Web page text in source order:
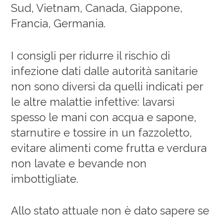
Sud, Vietnam, Canada, Giappone,
Francia, Germania.
I consigli per ridurre il rischio di
infezione dati dalle autorità sanitarie
non sono diversi da quelli indicati per
le altre malattie infettive: lavarsi
spesso le mani con acqua e sapone,
starnutire e tossire in un fazzoletto,
evitare alimenti come frutta e verdura
non lavate e bevande non
imbottigliate.
Allo stato attuale non è dato sapere se